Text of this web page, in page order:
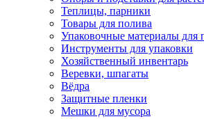
Теплицы, парники
Товары для полива
Упаковочные материалы для
Инструменты для упаковки
Хозяйственный инвентарь
Веревки, шпагаты
Вёдра
Защитные пленки
Мешки для мусора